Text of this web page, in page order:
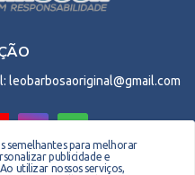
leobarbosaoriginal@gmail.com
semelhantes para melhorar
publicidade e
utilizar nossos serviços,